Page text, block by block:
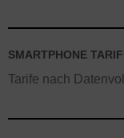
SMARTPHONE
Tarife nach